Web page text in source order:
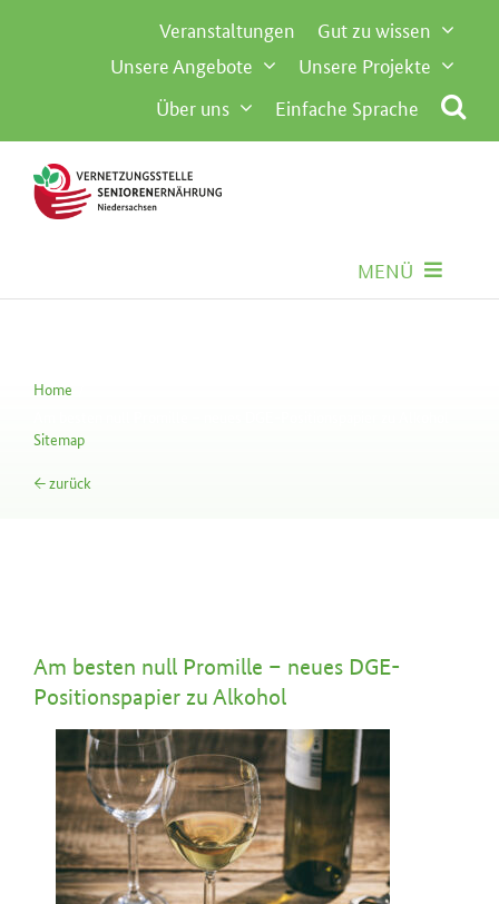
Veranstaltungen
Gut zu wissen
Unsere Angebote
Unsere Projekte
Über uns
Einfache Sprache
MENÜ
Besondere Anforderungen
Home
Sitemap
← zurück
Am besten null Promille – neues DGE-
Positionspapier zu Alkohol